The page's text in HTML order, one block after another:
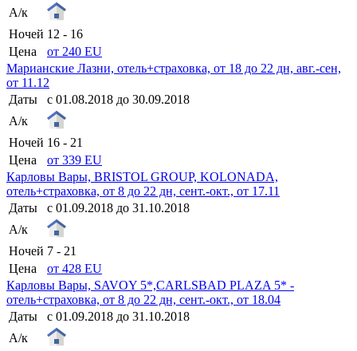
А/к
Ночей 12 - 16
Цена
от 240 EU
Марианские Лазни, отель+страховка, от 18 до 22 дн, авг.-сен,
от 11.12
Даты
с 01.08.2018 до 30.09.2018
А/к
Ночей 16 - 21
Цена
от 339 EU
Карловы Вары, BRISTOL GROUP, KOLONADA,
отель+страховка, от 8 до 22 дн, сент.-окт., от 17.11
Даты
с 01.09.2018 до 31.10.2018
А/к
Ночей 7 - 21
Цена
от 428 EU
Карловы Вары, SAVOY 5*,CARLSBAD PLAZA 5* -
отель+страховка, от 8 до 22 дн, сент.-окт., от 18.04
Даты
с 01.09.2018 до 31.10.2018
А/к